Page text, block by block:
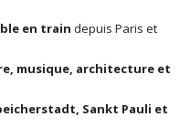
en train depuis Paris et
musique, architecture et
Sankt Pauli et